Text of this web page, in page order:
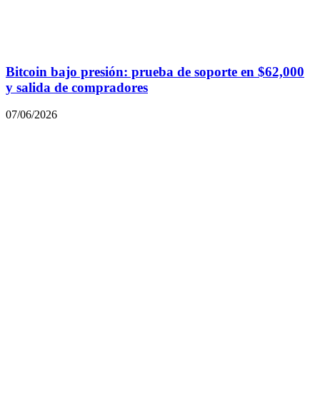
Bitcoin bajo presión: prueba de soporte en $62,000
y salida de compradores
07/06/2026